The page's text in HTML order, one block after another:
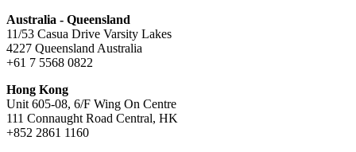
Australia - Queensland
11/53 Casua Drive Varsity Lakes
4227 Queensland Australia
+61 7 5568 0822
Hong Kong
Unit 605-08, 6/F Wing On Centre
111 Connaught Road Central, HK
+852 2861 1160